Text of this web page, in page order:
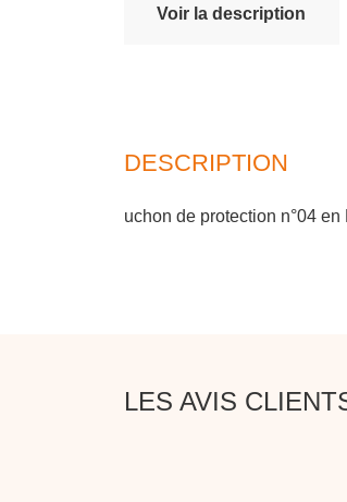
Voir la description
DESCRIPTION
uchon de protection n°04
LES AVIS